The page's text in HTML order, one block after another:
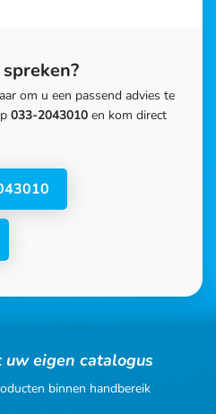
om u een passend advies te
033-2043010 en kom direct
uw eigen catalogus
binnen handbereik